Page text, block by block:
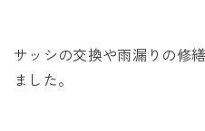
サッシの交換や雨漏りの修
ました。